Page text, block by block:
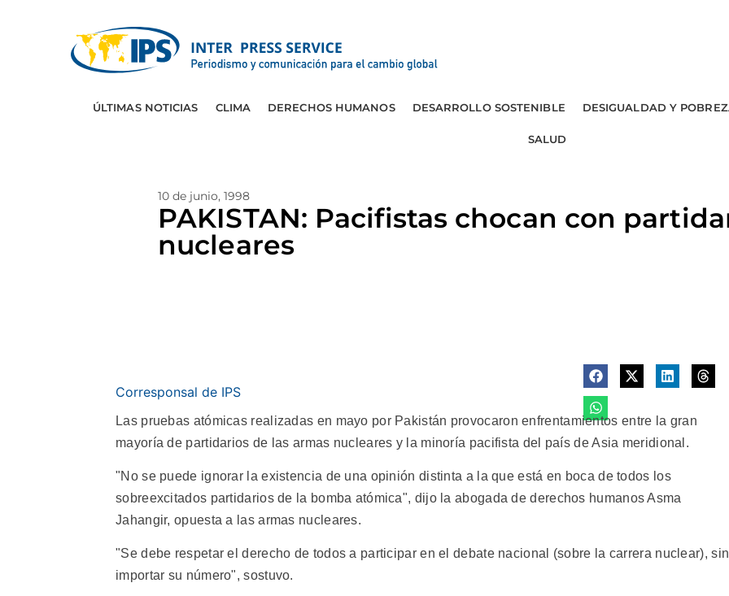
ÚLTIMAS NOTICIAS CLIMA DERECHOS HUMANOS DESARROLLO SOSTENIBLE DESIGUALDAD Y
SALUD
10 de junio, 1998
PAKISTAN: Pacifistas chocan con
nucleares
Corresponsal de IPS
Las pruebas atómicas realizadas en mayo por Pakistán provocaron enfrentamientos entre la gran
mayoría de partidarios de las armas nucleares y la minoría pacifista del país de Asia meridional.
"No se puede ignorar la existencia de una opinión distinta a la que está en boca de todos los
sobreexcitados partidarios de la bomba atómica", dijo la abogada de derechos humanos Asma
Jahangir, opuesta a las armas nucleares.
"Se debe respetar el derecho de todos a participar en el debate nacional (sobre la carrera nuclear), sin
importar su número", sostuvo.